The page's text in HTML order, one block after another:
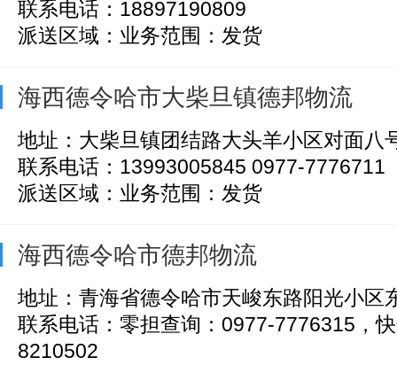
联系电话：18897190809
派送区域：业务范围：发货
海西德令哈市大柴旦镇德邦物流
地址：大柴旦镇团结路大头羊小区对面八
联系电话：13993005845 0977-7776711
派送区域：业务范围：发货
海西德令哈市德邦物流
地址：青海省德令哈市天峻东路阳光小区
联系电话：零担查询：0977-7776315，
8210502